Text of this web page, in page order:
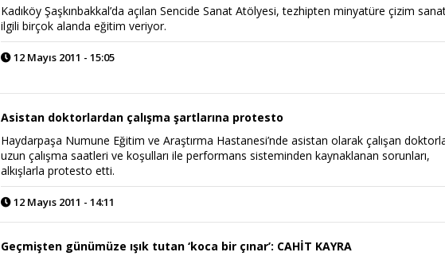
Kadıköy Şaşkınbakkal’da açılan Sencide Sanat Atölyesi, tezhipten minyatüre çizim
ilgili birçok alanda eğitim veriyor.
12 Mayıs 2011 - 15:05
Asistan doktorlardan çalışma şartlarına protesto
Haydarpaşa Numune Eğitim ve Araştırma Hastanesi’nde asistan olarak çalışan
uzun çalışma saatleri ve koşulları ile performans sisteminden kaynaklanan sorunları,
alkışlarla protesto etti.
12 Mayıs 2011 - 14:11
Geçmişten günümüze ışık tutan ‘koca bir çınar’: CAHİT KAYRA